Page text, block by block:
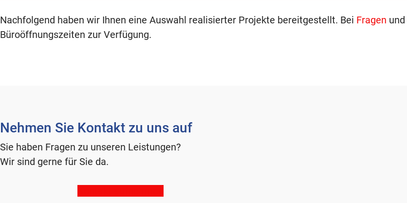
Nachfolgend haben wir Ihnen eine Auswahl realisierter Projekte bereitgestellt. Bei Fragen und
Büroöffnungszeiten zur Verfügung.
Nehmen Sie Kontakt zu uns auf
Sie haben Fragen zu unseren Leistungen?
Wir sind gerne für Sie da.